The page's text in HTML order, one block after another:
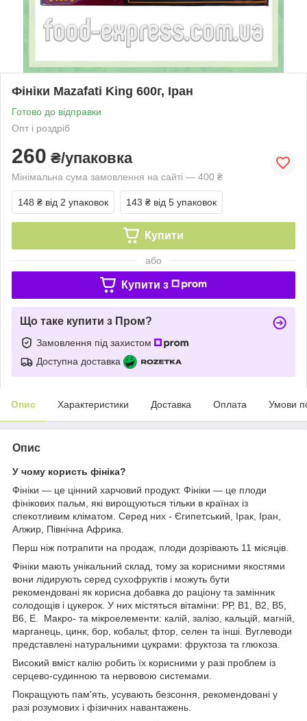
Фініки Mazafati King 600г, Іран
Готово до відправки
Опт і роздріб
260 ₴/упаковка
Мінімальна сума замовлення на сайті — 400 ₴
148 ₴ від 2 упаковок 143 ₴ від 5 упаковок
Купити
або
Купити з
Що таке купити з Пром?
Замовлення під захистом
Доступна доставка
Опис Характеристики Доставка Оплата Умови
Опис
У чому користь фініка?
Фініки — це цінний харчовий продукт. Фініки — це плоди
фінікових пальм, які вирощуються тільки в країнах із
спекотливим кліматом. Серед них - Єгипетський, Ірак, Іран,
Алжир, Північна Африка.
Перш ніж потрапити на продаж, плоди дозрівають 11 місяців.
Фініки мають унікальний склад, тому за корисними якостями
вони лідирують серед сухофруктів і можуть бути
рекомендовані як корисна добавка до раціону та замінник
солодощів і цукерок. У них містяться вітаміни: РР, В1, В2, В5,
В6, Е. Макро- та мікроелементи: калій, залізо, кальцій, магній,
марганець, цинк, бор, кобальт, фтор, селен та інші. Вуглеводи
представлені натуральними цукрами: фруктоза та глюкоза.
Високий вміст калію робить їх корисними у разі проблем із
серцево-судинною та нервовою системами.
Покращують пам'ять, усувають безсоння, рекомендовані у
разі розумових і фізичних навантажень.